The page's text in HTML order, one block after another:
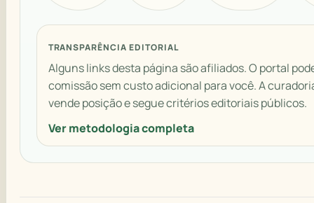
TRANSPARÊNCIA EDITORIAL
Alguns links desta página são afiliados. O portal
comissão sem custo adicional para você. A
vende posição e segue critérios editoriais públicos.
Ver metodologia completa